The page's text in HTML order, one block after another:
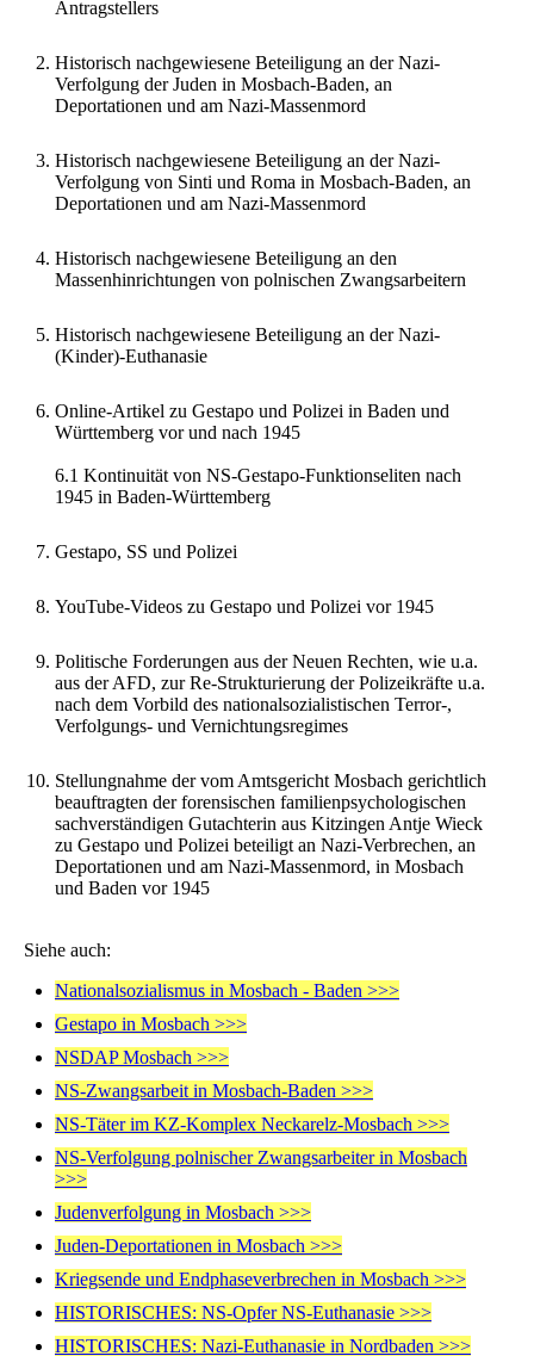
Antragstellers
Historisch nachgewiesene Beteiligung an der Nazi-
Verfolgung der Juden in Mosbach-Baden, an
Deportationen und am Nazi-Massenmord
Historisch nachgewiesene Beteiligung an der Nazi-
Verfolgung von Sinti und Roma in Mosbach-Baden, an
Deportationen und am Nazi-Massenmord
Historisch nachgewiesene Beteiligung an den
Massenhinrichtungen von polnischen Zwangsarbeitern
Historisch nachgewiesene Beteiligung an der Nazi-
(Kinder)-Euthanasie
Online-Artikel zu Gestapo und Polizei in Baden und
Württemberg vor und nach 1945
6.1 Kontinuität von NS-Gestapo-Funktionseliten nach
1945 in Baden-Württemberg
Gestapo, SS und Polizei
YouTube-Videos zu Gestapo und Polizei vor 1945
Politische Forderungen aus der Neuen Rechten, wie u.a.
aus der AFD, zur Re-Strukturierung der Polizeikräfte u.a.
nach dem Vorbild des nationalsozialistischen Terror-,
Verfolgungs- und Vernichtungsregimes
Stellungnahme der vom Amtsgericht Mosbach gerichtlich
beauftragten der forensischen familienpsychologischen
sachverständigen Gutachterin aus Kitzingen Antje Wieck
zu Gestapo und Polizei beteiligt an Nazi-Verbrechen, an
Deportationen und am Nazi-Massenmord, in Mosbach
und Baden vor 1945
Siehe auch:
Nationalsozialismus in Mosbach - Baden >>>
Gestapo in Mosbach >>>
NSDAP Mosbach >>>
NS-Zwangsarbeit in Mosbach-Baden >>>
NS-Täter im KZ-Komplex Neckarelz-Mosbach >>>
NS-Verfolgung polnischer Zwangsarbeiter in Mosbach
>>>
Judenverfolgung in Mosbach >>>
Juden-Deportationen in Mosbach >>>
Kriegsende und Endphaseverbrechen in Mosbach >>>
HISTORISCHES: NS-Opfer NS-Euthanasie >>>
HISTORISCHES: Nazi-Euthanasie in Nordbaden >>>